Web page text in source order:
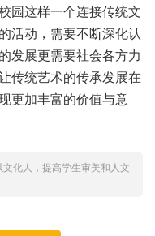
园这样一个连接传统文
活动，需要不断深化认
发展更需要社会各方力
传统艺术的传承发展在
更加丰富的价值与意
文化人，提高学生审美和人文